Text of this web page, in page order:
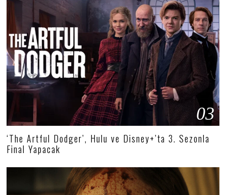
03
‘The Artful Dodger’, Hulu ve Disney+’ta 3. Sezonla
Final Yapacak